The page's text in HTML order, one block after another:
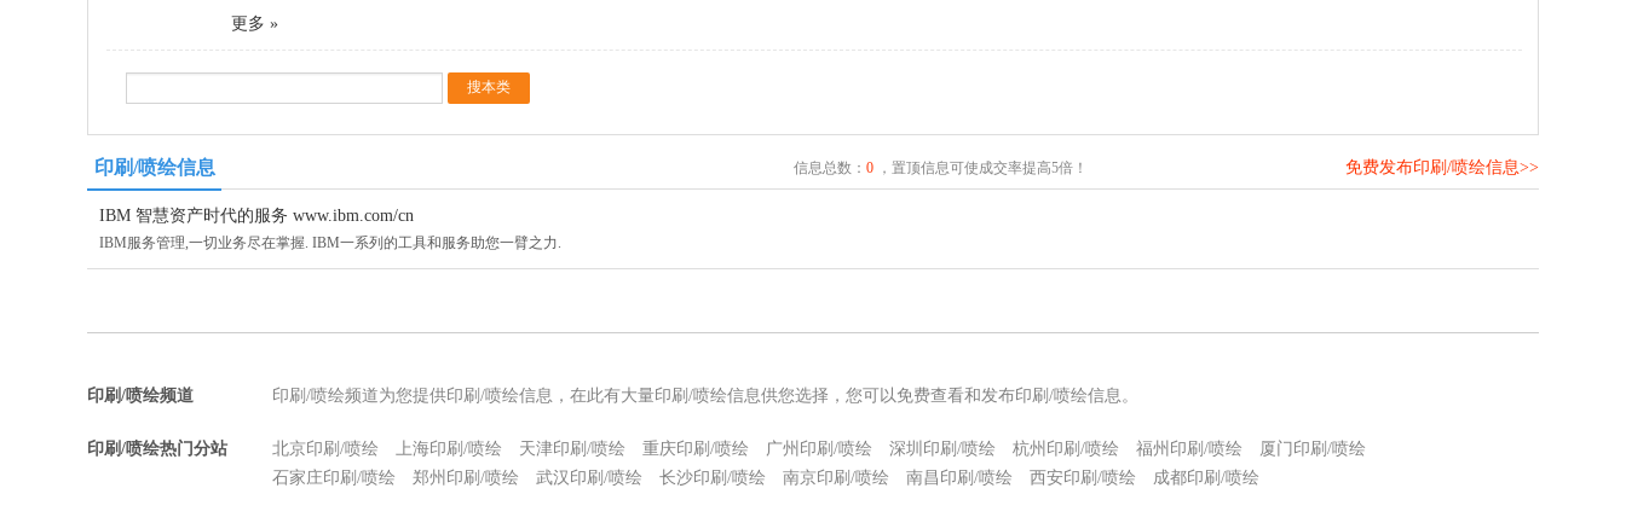
更多 »
印刷/喷绘信息 信息总数： 0，置顶信息可使成交率提高5倍！ 免费发布印刷/喷绘信息>>
IBM 智慧资产时代的服务 www.ibm.com/cn
IBM服务管理,一切业务尽在掌握. IBM一系列的工具和服务助您一臂之力.
印刷/喷绘频道 印刷/喷绘频道为您提供印刷/喷绘信息，在此有大量印刷/喷绘信息供您选择，您可以免费查看和发布印刷/喷绘信息。
印刷/喷绘热门分站 北京印刷/喷绘 上海印刷/喷绘 天津印刷/喷绘 重庆印刷/喷绘 广州印刷/喷绘 深圳印刷/喷绘 杭州印刷/喷绘 福州印刷/喷绘
厦门印刷/喷绘
石家庄印刷/喷绘
郑州印刷/喷绘 武汉印刷/喷绘 长沙印刷/喷绘 南京印刷/喷绘 南昌印刷/喷绘 西安印刷/喷绘 成都印刷/喷绘